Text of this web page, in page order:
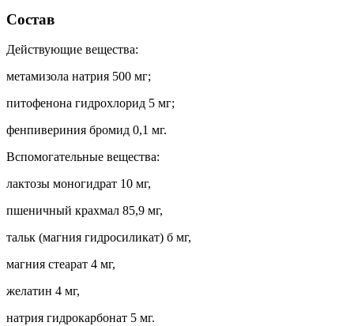
Состав
Действующие вещества:
метамизола натрия 500 мг;
питофенона гидрохлорид 5 мг;
фенпивериния бромид 0,1 мг.
Вспомогательные вещества:
лактозы моногидрат 10 мг,
пшеничный крахмал 85,9 мг,
тальк (магния гидросиликат) б мг,
магния стеарат 4 мг,
желатин 4 мг,
натрия гидрокарбонат 5 мг.